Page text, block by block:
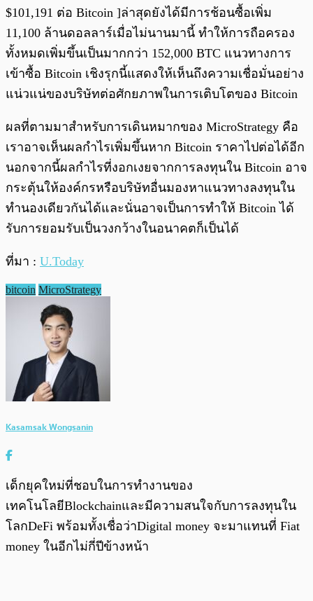
$101,191 ต่อ Bitcoin ]ล่าสุดยังได้มีการช้อนซื้อเพิ่ม
11,100 ล้านดอลลาร์เมื่อไม่นานมานี้ ทำให้การถือครอง
ทั้งหมดเพิ่มขึ้นเป็นมากกว่า 152,000 BTC แนวทางการ
เข้าซื้อ Bitcoin เชิงรุกนี้แสดงให้เห็นถึงความเชื่อมั่นอย่าง
แน่วแน่ของบริษัทต่อศักยภาพในการเติบโตของ Bitcoin
ผลที่ตามมาสำหรับการเดินหมากของ MicroStrategy คือ
เราอาจเห็นผลกำไรเพิ่มขึ้นหาก Bitcoin ราคาไปต่อได้อีก
นอกจากนี้ผลกำไรที่งอกเงยจากการลงทุนใน Bitcoin อาจ
กระตุ้นให้องค์กรหรือบริษัทอื่นมองหาแนวทางลงทุนใน
ทำนองเดียวกันได้และนั่นอาจเป็นการทำให้ Bitcoin ได้
รับการยอมรับเป็นวงกว้างในอนาคตก็เป็นได้
ที่มา : U.Today
bitcoin MicroStrategy
Kasamsak Wongsanin
เด็กยุคใหม่ที่ชอบในการทำงานของ
เทคโนโลยีBlockchainและมีความสนใจกับการลงทุนใน
โลกDeFi พร้อมทั้งเชื่อว่าDigital money จะมาแทนที่ Fiat
money ในอีกไม่กี่ปีข้างหน้า